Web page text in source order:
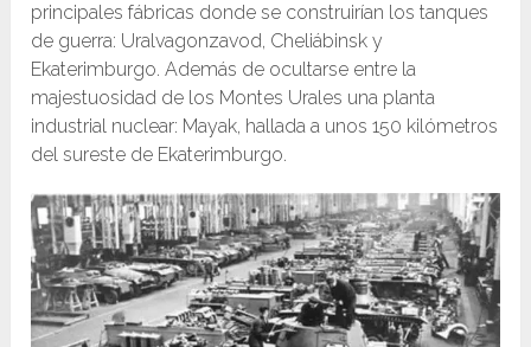
principales fábricas donde se construirían los tanques
de guerra: Uralvagonzavod, Cheliábinsk y
Ekaterimburgo. Además de ocultarse entre la
majestuosidad de los Montes Urales una planta
industrial nuclear: Mayak, hallada a unos 150 kilómetros
del sureste de Ekaterimburgo.